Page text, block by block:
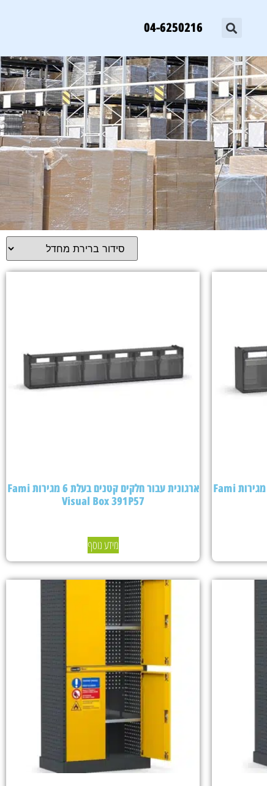
04-6250216
ארגונית עבור חלקים קטנים בעלת 5 מגירות Fami
ארגונית עבור חלקים קטנים בעלת 6 מגירות Fami
Visual Box 391P57
מידע נוסף